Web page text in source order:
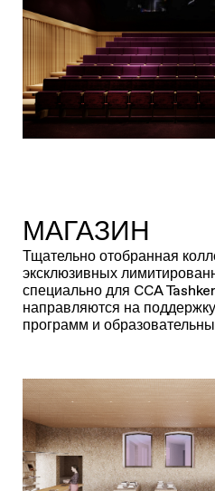
МАГАЗИН
Тщательно отобранная
эксклюзивных
специально для CCA
направляются на
программ и